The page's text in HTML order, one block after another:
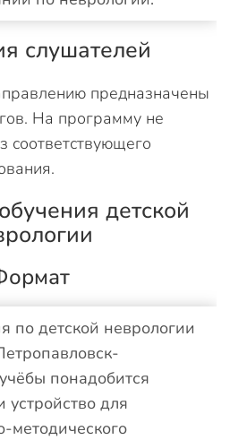
слушателей
предназначены
На программу не
соответствующего
детской
по детской неврологии
понадобится
устройство для
методического